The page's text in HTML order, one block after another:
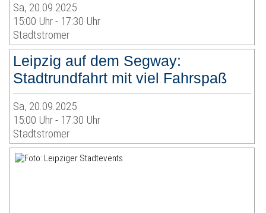
Sa, 20.09.2025
15:00 Uhr - 17:30 Uhr
Stadtstromer
Leipzig auf dem Segway:
Stadtrundfahrt mit viel Fahrspaß
Sa, 20.09.2025
15:00 Uhr - 17:30 Uhr
Stadtstromer